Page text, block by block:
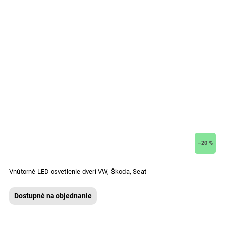
–20 %
Vnútorné LED osvetlenie dverí VW, Škoda, Seat
Dostupné na objednanie